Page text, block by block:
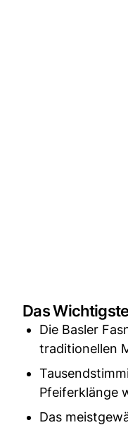
Das
Die Basler
traditionellen
Pfeiferklänge
Das